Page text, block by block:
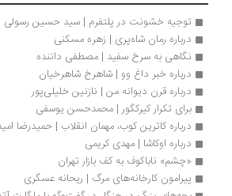
توجیه خشونت در پلتفرم | سید حسین رسولی
درباره رمان شاه‌پری | زهره مسکنی
نگاهی به سرخ سفید | مصطفی داننده
درباره خبر داغ وو | شاهرخ شاهرخیان
درباره قرن دیوانه من | نازنین خلیلی‌پور
برای تکرار کیرکگور | محمدحسن یوسفی
درباره کاترین‌ کوب، مهمان انقلاب | حمیدرضا امیدی‌سرور
درباره اوکاشا | مهدی کریمی
«چشم» ناباکوف به کف بازار تهران
پیرامون کارخانه‌های مرگ | ریحانه عسگری